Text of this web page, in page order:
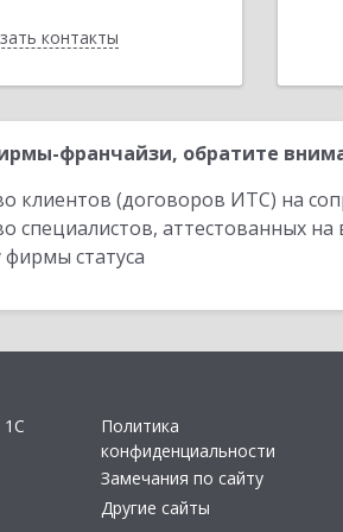
контакты
Назад
франчайзи, обратите
клиентов (договоров ИТС) на
специалистов, аттестованных
статуса
1С
Политика
конфиденциальности
Замечания по сайту
Другие сайты